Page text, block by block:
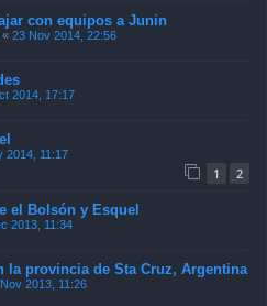
con equipos a Junin
« 23 Nov 2014, 22:56
2014, 17:17
2014, 11:17
1 2
el Bolsón y Esquel
2013, 11:34
la provincia de Sta Cruz, Argentina
2013, 11:26